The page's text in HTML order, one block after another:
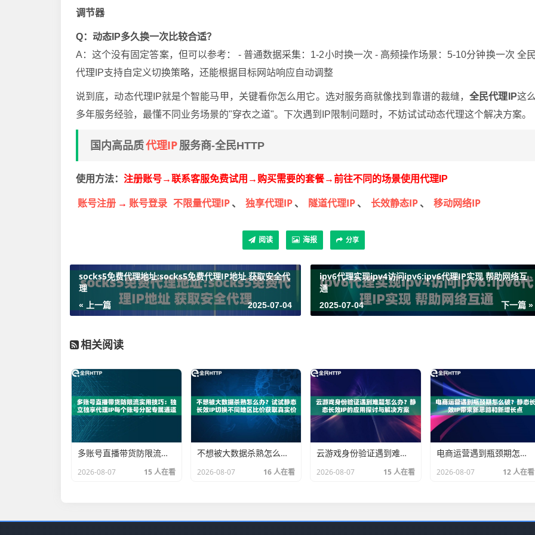
调节器
Q：动态IP多久换一次比较合适？
A：这个没有固定答案，但可以参考： - 普通数据采集：1-2小时换一次 - 高频操作场景：5-10分钟换一次 全
代理IP支持自定义切换策略，还能根据目标网站响应自动调整
说到底，动态代理IP就是个智能马甲，关键看你怎么用它。选对服务商就像找到靠谱的裁缝，全民代理IP这
多年服务经验，最懂不同业务场景的"穿衣之道"。下次遇到IP限制问题时，不妨试试动态代理这个解决方案。
国内高品质代理IP 服务商-全民HTTP
使用方法： 注册账号→联系客服免费试用 → 购买需要的套餐→前往不同的场景使用代理IP
账号注册 → 账号登录 不限量代理IP 、 独享代理IP 、 隧道代理IP 、 长效静态IP 、 移动网络IP
阅读 海报 分享
socks5免费代理地址:socks5免费代理IP地址 获取安全代
理
« 上一篇 2025-07-04
ipv6代理实现ipv4访问ipv6:ipv6代理IP实现 帮助网络互
通
下一篇 »
2025-07-04
相关阅读
多账号直播带货防限流实用技巧：独立独享代理IP每个账号分配专属通道
2026-08-07 15 人在看
不想被大数据杀熟怎么办？试试静态长效IP切换不同地区比价获取真实价格
2026-08-07 16 人在看
云游戏身份验证遇到难题怎么办？静态长效IP的应用探讨与解决方案
2026-08-07 15 人在看
电商运营遇到瓶颈期怎么破？静态长效IP带来新思路和新增长点
2026-08-07 12 人在看